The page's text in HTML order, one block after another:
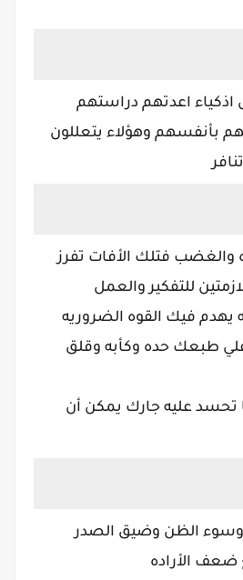
اعدتهم دراستهم
بأنفسهم وهؤلاء يتعللون
والغضب فتلك الأفات تفرز
للتفكير والعمل
فيك القوه الضروريه
طبعك حده وكأبه وقلق
تحسد عليه جارك يمكن أن
وسوء الظن وضيق الصدر
ضعف الأراده